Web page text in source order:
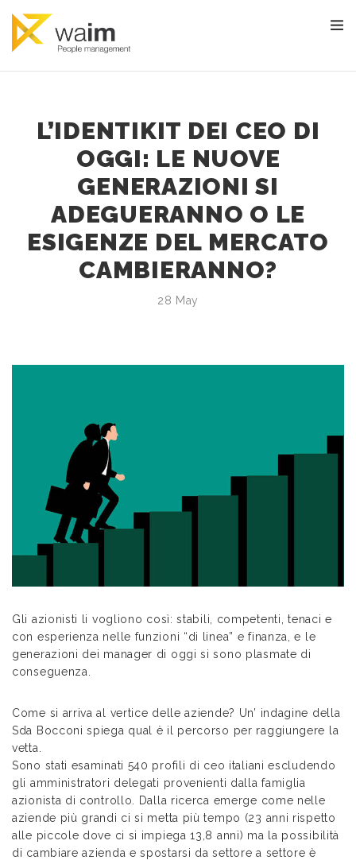
L’IDENTIKIT DEI CEO DI
OGGI: LE NUOVE
GENERAZIONI SI
ADEGUERANNO O LE
ESIGENZE DEL MERCATO
CAMBIERANNO?
28 May
Gli azionisti li vogliono così: stabili, competenti, tenaci e
con esperienza nelle funzioni “di linea” e finanza, e le
generazioni dei manager di oggi si sono plasmate di
conseguenza.
Come si arriva al vertice delle aziende? Un’ indagine della
Sda Bocconi spiega qual è il percorso per raggiungere la
vetta.
Sono stati esaminati 540 profili di ceo italiani escludendo
gli amministratori delegati provenienti dalla famiglia
azionista di controllo. Dalla ricerca emerge come nelle
aziende più grandi ci si metta più tempo (23 anni rispetto
alle piccole dove ci si impiega 13,8 anni) ma la possibilità
di cambiare azienda e spostarsi da settore a settore è